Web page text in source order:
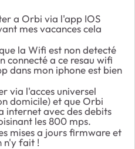
a Orbi via l'app IOS
mes vacances cela
la Wifi est non detecté
connecté a ce resau wifi
dans mon iphone est bien
via l'acces universel
domicile) et que Orbi
internet avec des debits
les 800 mps.
mises a jours firmware et
n'y fait !